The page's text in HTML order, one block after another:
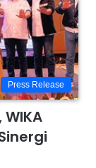
Press Release